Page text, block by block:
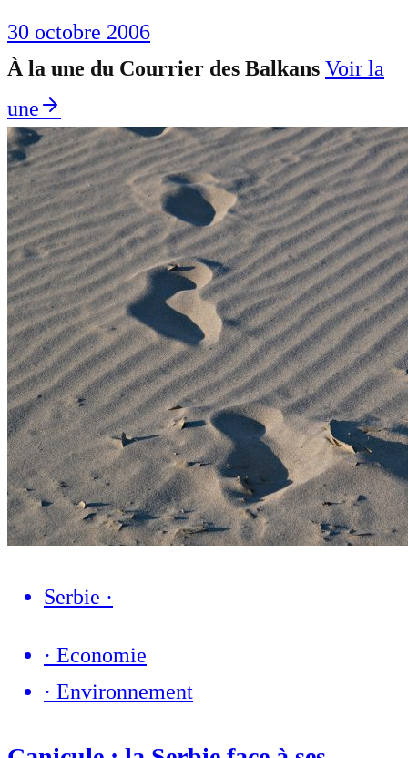
30 octobre 2006
À la une du Courrier des Balkans Voir la
une
Serbie ·
· Economie
· Environnement